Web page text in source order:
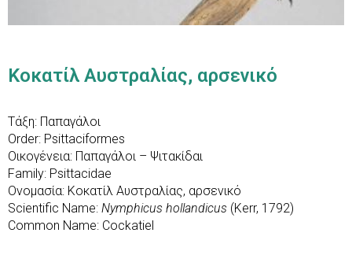
Κοκατίλ Aυστραλίας, αρσενικό
Τάξη: Παπαγάλοι
Order: Psittaciformes
Οικογένεια: Παπαγάλοι – Ψιτακίδαι
Family: Psittacidae
Ονομασία: Κοκατίλ Aυστραλίας, αρσενικό
Scientific Name: Nymphicus hollandicus (Kerr, 1792)
Common Name: Cockatiel